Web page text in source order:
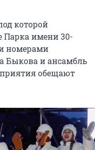
которой
Парка имени 30-
номерами
Быкова и ансамбль
обещают